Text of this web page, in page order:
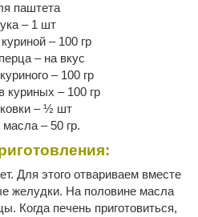
паштета
– 1 шт
– 100 гр
– на вкус
– 100 гр
куриных – 100 гр
– ½ шт
– 50 гр.
Для этого отвариваем вместе
желудки. На половине масла
Когда печень приготовиться,